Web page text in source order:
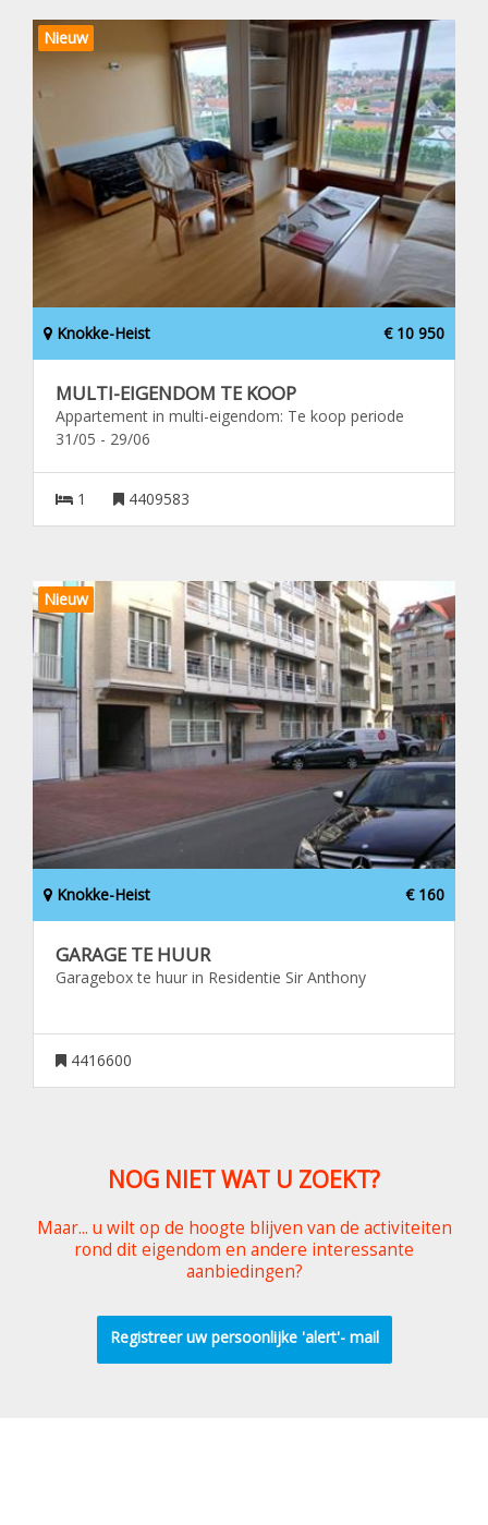
Nieuw
Knokke-Heist € 10 950
MULTI-EIGENDOM TE KOOP
Appartement in multi-eigendom: Te koop periode
31/05 - 29/06
1 4409583
Nieuw
Knokke-Heist € 160
GARAGE TE HUUR
Garagebox te huur in Residentie Sir Anthony
4416600
NOG NIET WAT U ZOEKT?
Maar... u wilt op de hoogte blijven van de activiteiten
rond dit eigendom en andere interessante
aanbiedingen?
Registreer uw persoonlijke 'alert'- mail